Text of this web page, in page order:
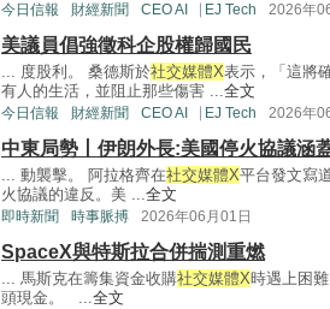
今日信報 財經新聞 CEO AI⎹ EJ Tech 2026年
美議員倡強徵科企股權歸國民
... 度股利。 桑德斯於社交媒體X表示，「這將
有人的生活，並阻止那些傷害 ...全文
今日信報 財經新聞 CEO AI⎹ EJ Tech 2026年
中東局勢丨伊朗外長:美國停火協議涵
... 動襲擊。 阿拉格齊在社交媒體X平台發文寫
火協議的違反。美 ...全文
即時新聞 時事脈搏 2026年06月01日
SpaceX與特斯拉合併揣測重燃
... 馬斯克在籌集資金收購社交媒體X時遇上困
頭現金。 ...全文